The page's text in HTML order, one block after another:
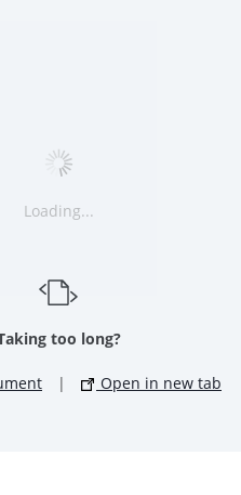
Loading...
too long?
| Open in new tab